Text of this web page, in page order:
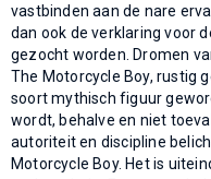
vastbinden aan de nare
dan ook de verklaring voor
gezocht worden. Dromen
The Motorcycle Boy, rustig
soort mythisch figuur
wordt, behalve en niet
autoriteit en discipline
Motorcycle Boy. Het is